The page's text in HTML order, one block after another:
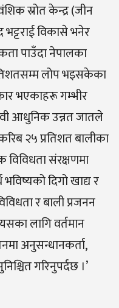
स्रोत केन्द्र (जीन
विकासे भनेर
पाउँदा नेपालका
लोप भइसकेका
भएकाहरू गम्भीर
आधुनिक उन्नत जातले
२५ प्रतिशत बालीका
संरक्षणमा
दिगो खाद्य र
र बाली प्रजनन
लागि वर्तमान
अनुसन्धानकर्ता,
गरिनुपर्दछ ।’